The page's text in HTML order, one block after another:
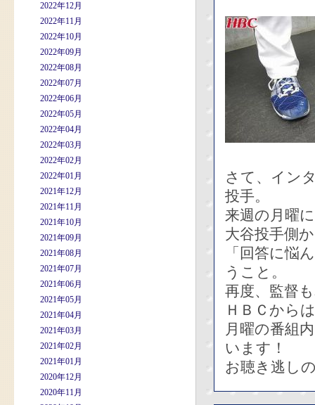
2022年12月
2022年11月
2022年10月
2022年09月
2022年08月
2022年07月
2022年06月
2022年05月
2022年04月
2022年03月
2022年02月
2022年01月
2021年12月
2021年11月
2021年10月
2021年09月
2021年08月
2021年07月
2021年06月
2021年05月
2021年04月
2021年03月
2021年02月
2021年01月
2020年12月
2020年11月
さて、イン
投手。
来週の月曜
大谷投手側
「回答に悩
うこと。
再度、監督
ＨＢＣから
月曜の番組
います！
お聴き逃し